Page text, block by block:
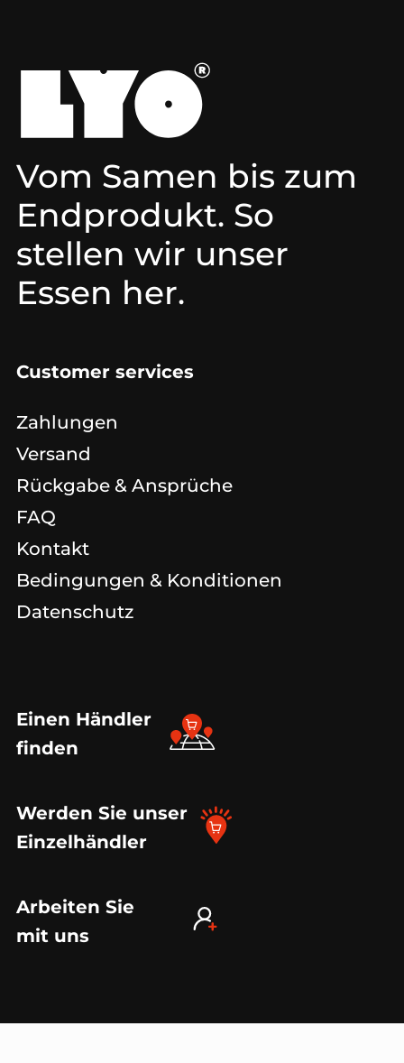
Vom Samen bis zum
Endprodukt. So
stellen wir unser
Essen her.
Customer services
Zahlungen
Versand
Rückgabe & Ansprüche
FAQ
Kontakt
Bedingungen & Konditionen
Datenschutz
Einen Händler
finden
Werden Sie unser
Einzelhändler
Arbeiten Sie
mit uns